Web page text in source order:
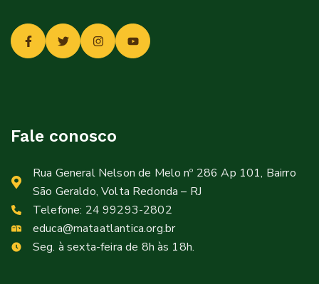
Fale conosco
Rua General Nelson de Melo nº 286 Ap 101, Bairro
São Geraldo, Volta Redonda – RJ
Telefone: 24 99293-2802
educa@mataatlantica.org.br
Seg. à sexta-feira de 8h às 18h.
Login
You not registered?Create an account